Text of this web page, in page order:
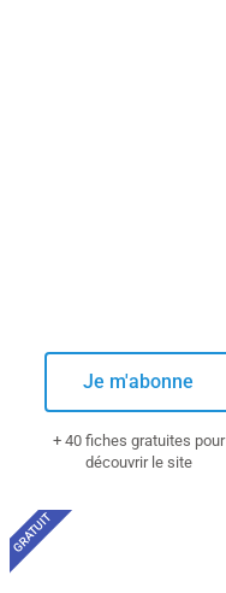
Je m'abonne
+ 40 fiches gratuites pour
découvrir le site
GRATUIT